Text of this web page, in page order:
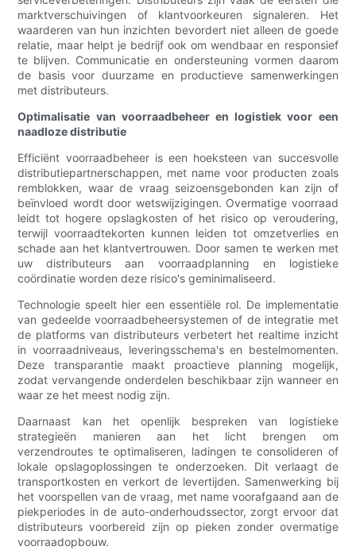
marktverschuivingen of klantvoorkeuren signaleren. Het
waarderen van hun inzichten bevordert niet alleen de goede
relatie, maar helpt je bedrijf ook om wendbaar en responsief
te blijven. Communicatie en ondersteuning vormen daarom
de basis voor duurzame en productieve samenwerkingen
met distributeurs.
Optimalisatie van voorraadbeheer en logistiek voor een
naadloze distributie
Efficiënt voorraadbeheer is een hoeksteen van succesvolle
distributiepartnerschappen, met name voor producten zoals
remblokken, waar de vraag seizoensgebonden kan zijn of
beïnvloed wordt door wetswijzigingen. Overmatige voorraad
leidt tot hogere opslagkosten of het risico op veroudering,
terwijl voorraadtekorten kunnen leiden tot omzetverlies en
schade aan het klantvertrouwen. Door samen te werken met
uw distributeurs aan voorraadplanning en logistieke
coördinatie worden deze risico's geminimaliseerd.
Technologie speelt hier een essentiële rol. De implementatie
van gedeelde voorraadbeheersystemen of de integratie met
de platforms van distributeurs verbetert het realtime inzicht
in voorraadniveaus, leveringsschema's en bestelmomenten.
Deze transparantie maakt proactieve planning mogelijk,
zodat vervangende onderdelen beschikbaar zijn wanneer en
waar ze het meest nodig zijn.
Daarnaast kan het openlijk bespreken van logistieke
strategieën manieren aan het licht brengen om
verzendroutes te optimaliseren, ladingen te consolideren of
lokale opslagoplossingen te onderzoeken. Dit verlaagt de
transportkosten en verkort de levertijden. Samenwerking bij
het voorspellen van de vraag, met name voorafgaand aan de
piekperiodes in de auto-onderhoudssector, zorgt ervoor dat
distributeurs voorbereid zijn op pieken zonder overmatige
voorraadopbouw.